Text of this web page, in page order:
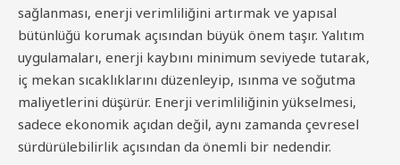
sağlanması, enerji verimliliğini artırmak ve yapısal
bütünlüğü korumak açısından büyük önem taşır. Yalıtım
uygulamaları, enerji kaybını minimum seviyede tutarak,
iç mekan sıcaklıklarını düzenleyip, ısınma ve soğutma
maliyetlerini düşürür. Enerji verimliliğinin yükselmesi,
sadece ekonomik açıdan değil, aynı zamanda çevresel
sürdürülebilirlik açısından da önemli bir nedendir.